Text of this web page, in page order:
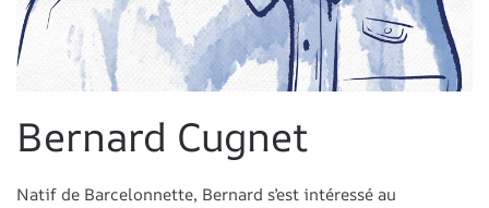
Bernard Cugnet
Natif de Barcelonnette, Bernard s’est intéressé au